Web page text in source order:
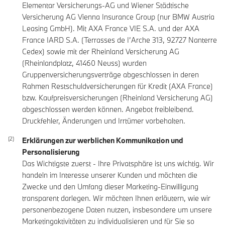
Elementar Versicherungs-AG und Wiener Städtische
Versicherung AG Vienna Insurance Group (nur BMW Austria
Leasing GmbH). Mit AXA France VIE S.A. und der AXA
France IARD S.A. (Terrasses de I’Arche 313, 92727 Nanterre
Cedex) sowie mit der Rheinland Versicherung AG
(Rheinlandplatz, 41460 Neuss) wurden
Gruppenversicherungsverträge abgeschlossen in deren
Rahmen Restschuldversicherungen für Kredit (AXA France)
bzw. Kaufpreisversicherungen (Rheinland Versicherung AG)
abgeschlossen werden können. Angebot freibleibend.
Druckfehler, Änderungen und Irrtümer vorbehalten.
Erklärungen zur werblichen Kommunikation und
Personalisierung
Das Wichtigste zuerst - Ihre Privatsphäre ist uns wichtig. Wir
handeln im Interesse unserer Kunden und möchten die
Zwecke und den Umfang dieser Marketing-Einwilligung
transparent darlegen. Wir möchten Ihnen erläutern, wie wir
personenbezogene Daten nutzen, insbesondere um unsere
Marketingaktivitäten zu individualisieren und für Sie so